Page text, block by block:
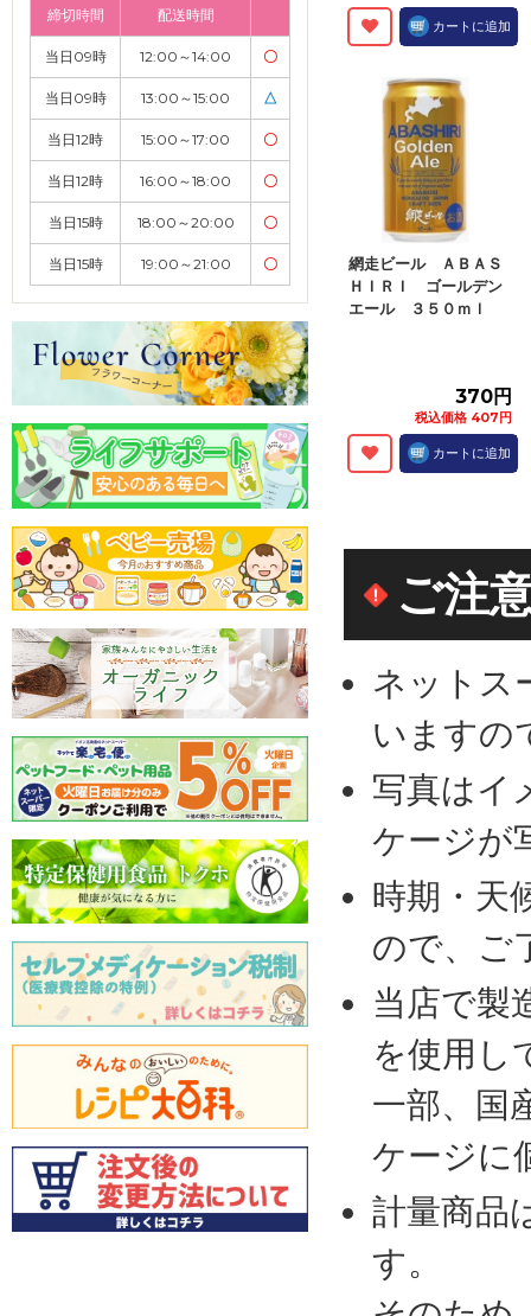
締切時間 配送時間
当日09時 12:00～14:00 〇
当日09時 13:00～15:00 △
当日12時 15:00～17:00 〇
当日12時 16:00～18:00 〇
当日15時 18:00～20:00 〇
当日15時 19:00～21:00 〇
カートに追加
網走ビール ＡＢＡＳ
ＨＩＲＩ ゴールデン
エール ３５０ｍｌ
370円
税込価格 407円
カートに追加
ご注
ネットス
いますの
写真はイ
ケージが
時期・天
ので、ご
当店で製
を使用し
一部、国
ケージに
計量商品
す。